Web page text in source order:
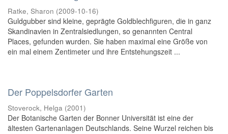
Ratke, Sharon (2009-10-16)
Guldgubber sind kleine, geprägte Goldblechfiguren, die in ganz
Skandinavien in Zentralsiedlungen, so genannten Central
Places, gefunden wurden. Sie haben maximal eine Größe von
ein mal einem Zentimeter und ihre Entstehungszeit ...
Der Poppelsdorfer Garten
Stoverock, Helga (2001)
Der Botanische Garten der Bonner Universität ist eine der
ältesten Gartenanlagen Deutschlands. Seine Wurzel reichen bis